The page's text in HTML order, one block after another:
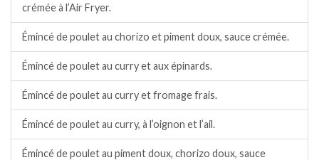
crémée à l’Air Fryer.
Émincé de poulet au chorizo et piment doux, sauce crémée.
Émincé de poulet au curry et aux épinards.
Émincé de poulet au curry et fromage frais.
Émincé de poulet au curry, à l’oignon et l’ail.
Émincé de poulet au piment doux, chorizo doux, sauce